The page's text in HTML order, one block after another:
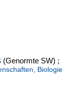
(Genormte SW) ;
Biologie